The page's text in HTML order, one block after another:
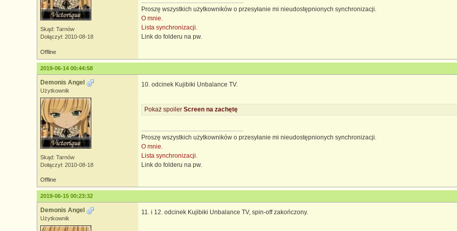
Skąd: Tarnów
Dołączył: 2010-08-18
Proszę wszystkich użytkowników o przesyłanie mi nieudostępnionych synchronizacji.
O mnie.
Lista synchronizacji.
Link do folderu na pw.
Offline
2019-06-14 00:44:58
Demonis Angel
Użytkownik
Skąd: Tarnów
Dołączył: 2010-08-18
10. odcinek Kujibiki Unbalance TV.
Pokaż spoiler Screen na zachętę
Proszę wszystkich użytkowników o przesyłanie mi nieudostępnionych synchronizacji.
O mnie.
Lista synchronizacji.
Link do folderu na pw.
Offline
2019-06-15 00:23:32
Demonis Angel
Użytkownik
11. i 12. odcinek Kujibiki Unbalance TV, spin-off zakończony.